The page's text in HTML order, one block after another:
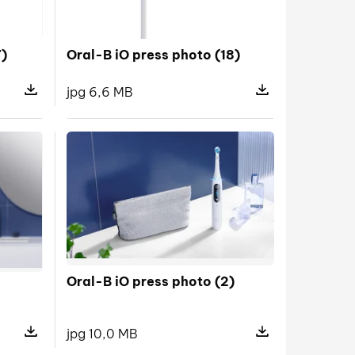
photo (16)
Pokaż szczegóły pliku Oral-B iO press photo (17)
Oral-B iO press photo (18)
jpg 6,6 MB
photo (20)
Pokaż szczegóły pliku Oral-B iO press photo (1)
Oral-B iO press photo (2)
jpg 10,0 MB